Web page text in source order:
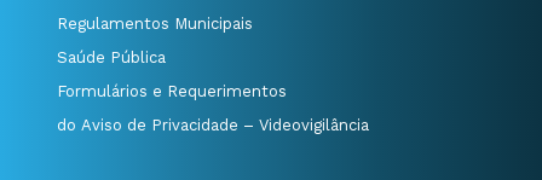
Regulamentos Municipais
Saúde Pública
Formulários e Requerimentos
do Aviso de Privacidade – Videovigilância